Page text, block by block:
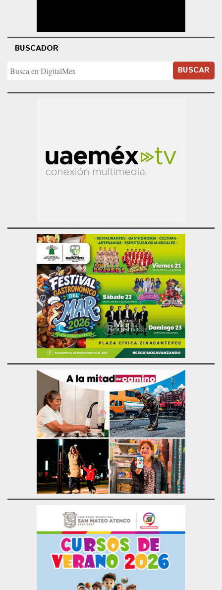
BUSCADOR
BUSCAR